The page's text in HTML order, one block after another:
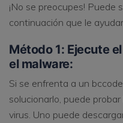
¡No se preocupes! Puede
continuación que le
Método 1: Ejecute
el malware:
Si se enfrenta a un
solucionarlo, puede
virus. Uno puede